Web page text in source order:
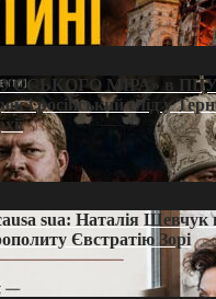
МІРА» в ПЦУ:
і російський слід у
sua: Наталія Шевчук
Євстратію Зорі